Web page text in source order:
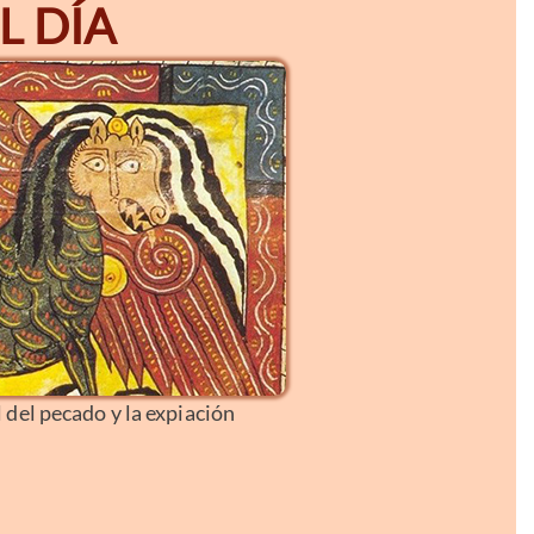
DÍA
pecado y la expiación